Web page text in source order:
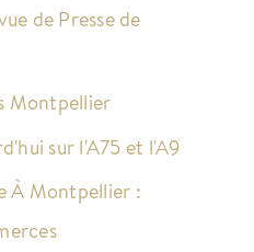
de Presse de
Montpellier
sur l'A75 et l'A9
À Montpellier :